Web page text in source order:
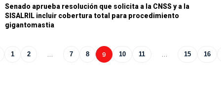
Senado aprueba resolución que solicita a la CNSS y a la
SISALRIL incluir cobertura total para procedimiento
gigantomastia
1 2 … 7 8 9 10 11 … 15 16